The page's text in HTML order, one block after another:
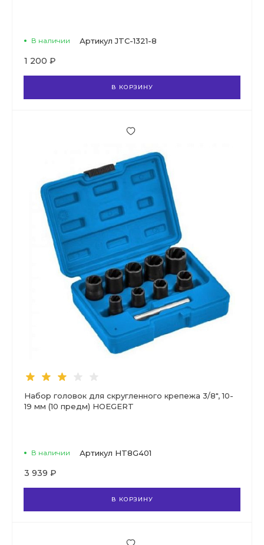
В наличии Артикул JTC-1321-8
1 200 ₽
В КОРЗИНУ
Набор головок для скругленного крепежа 3/8", 10-
19 мм (10 предм) HOEGERT
В наличии Артикул HT8G401
3 939 ₽
В КОРЗИНУ